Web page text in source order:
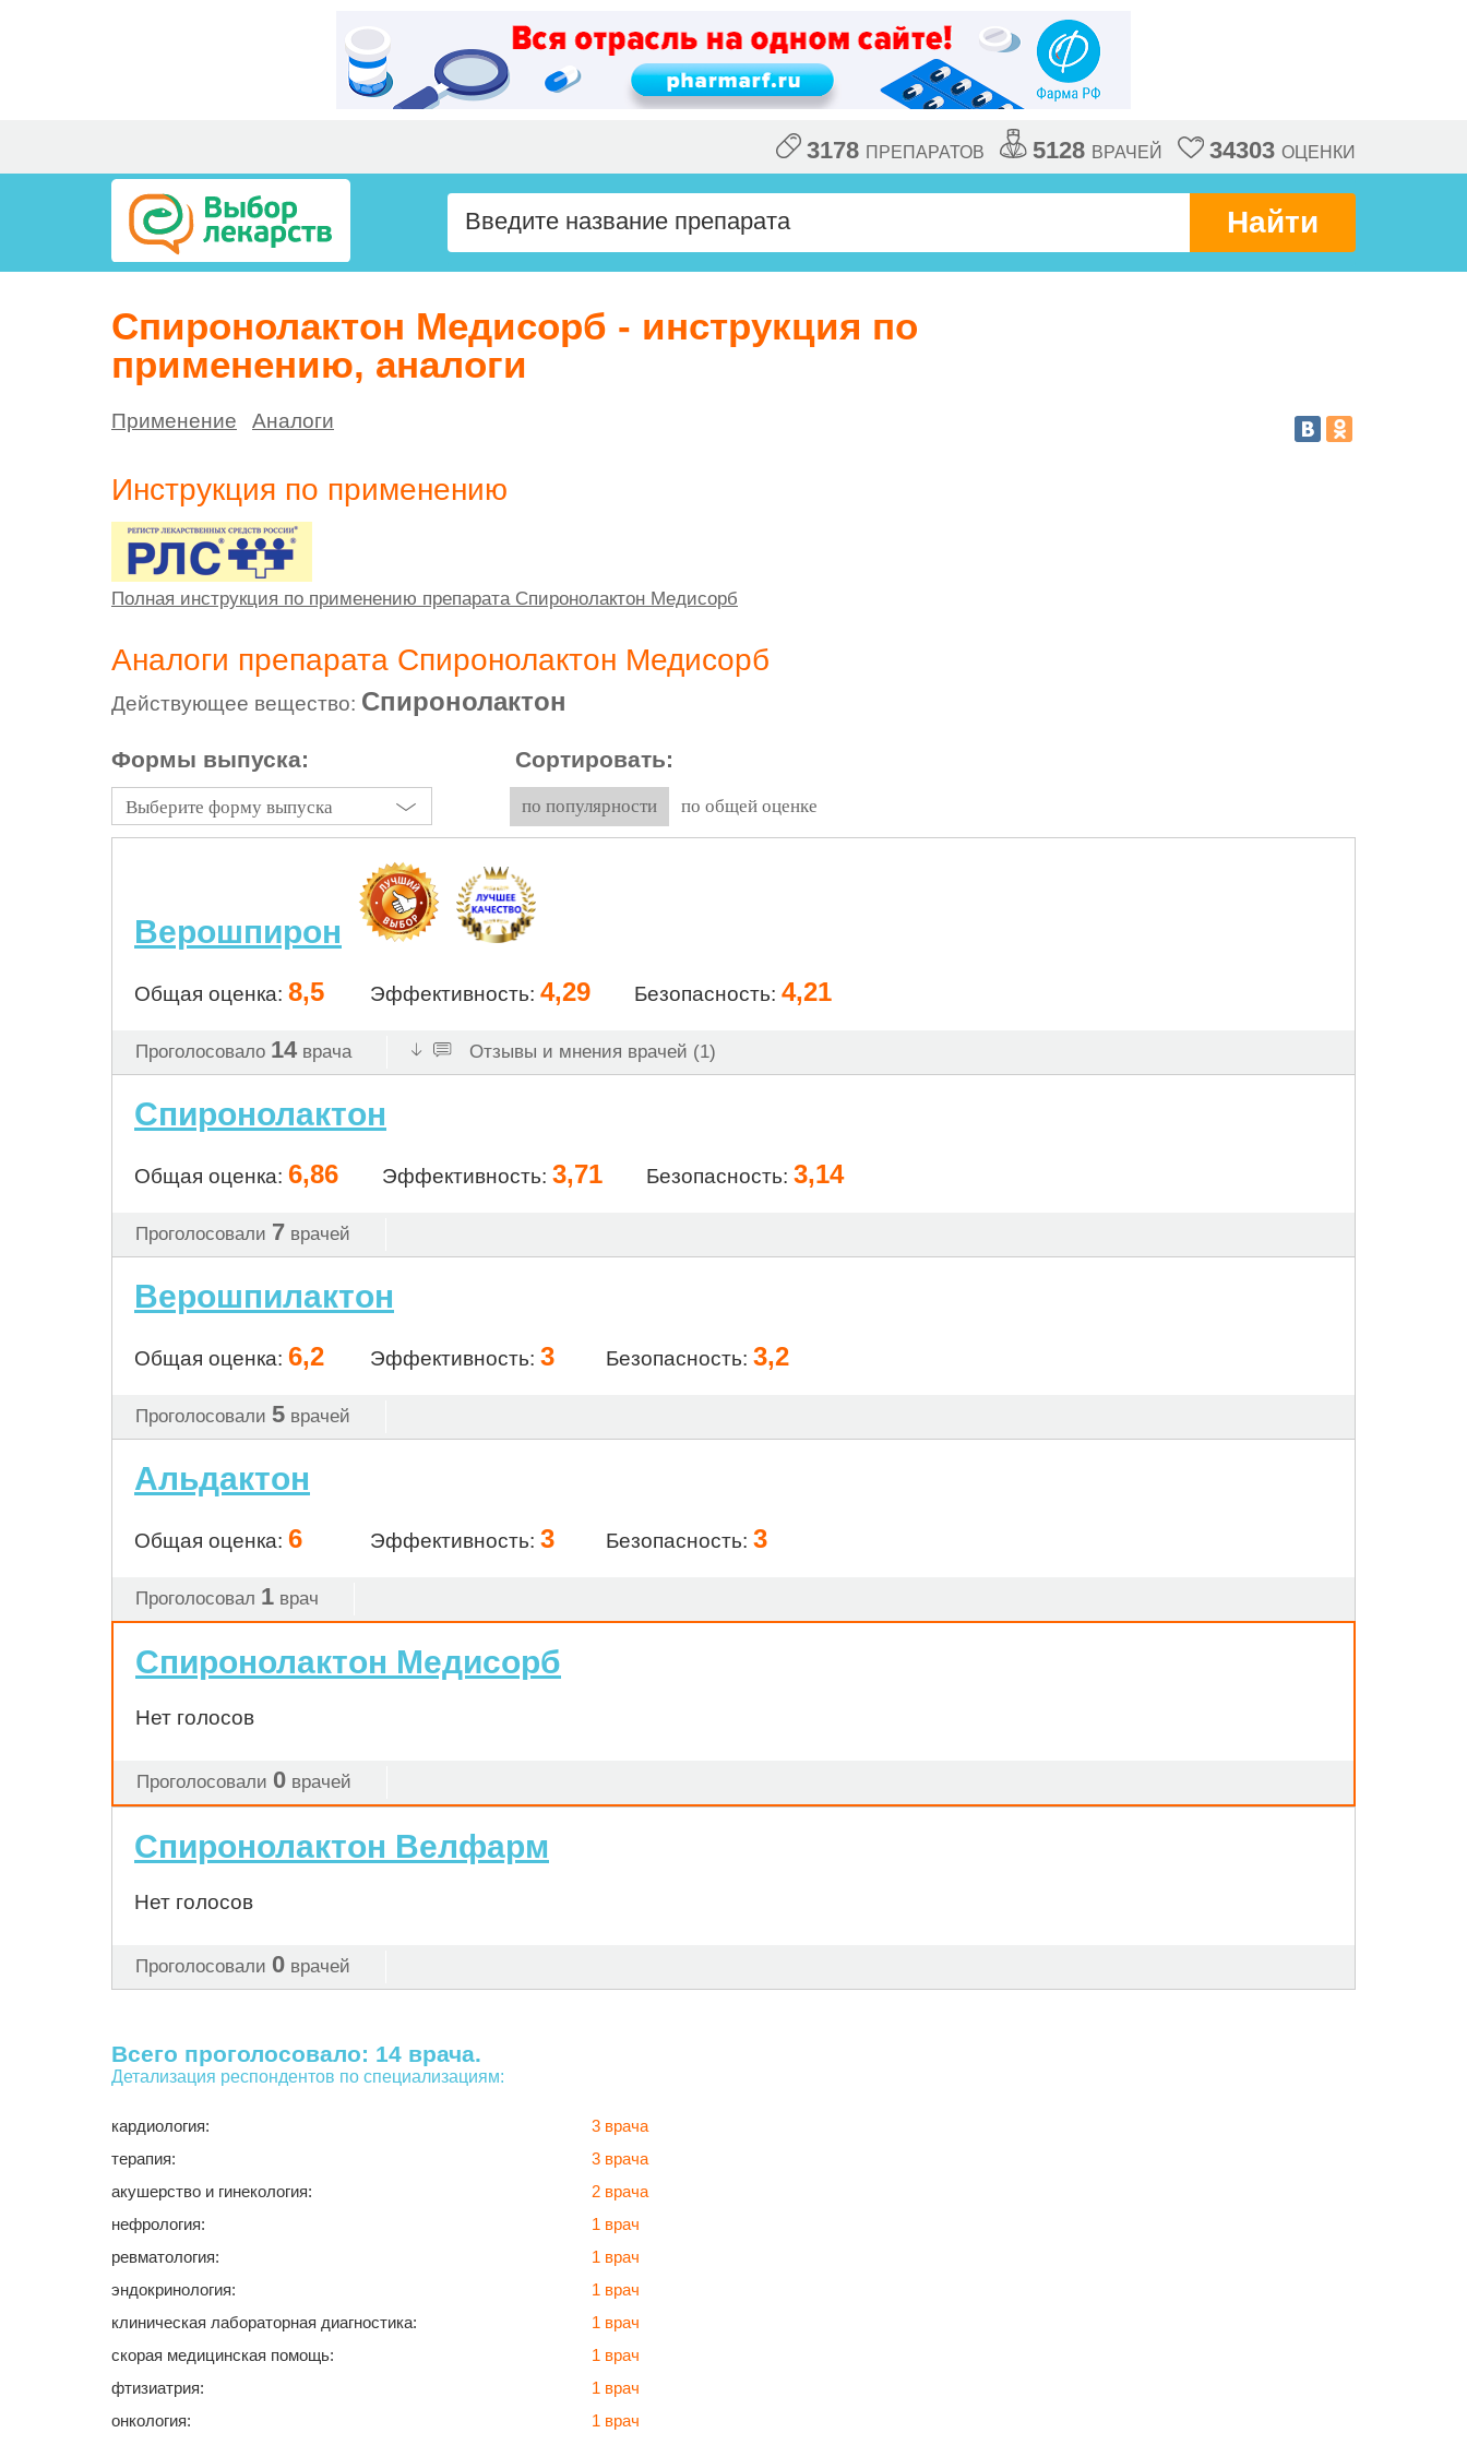
3178 ПРЕПАРАТОВ 5128 ВРАЧЕЙ 34303 ОЦЕНКИ
Найти
Спиронолактон Медисорб - инструкция по
применению, аналоги
Применение Аналоги
Инструкция по применению
Полная инструкция по применению препарата Спиронолактон Медисорб
Аналоги препарата Спиронолактон Медисорб
Действующее вещество: Спиронолактон
Формы выпуска:
Выберите форму выпуска
Сортировать:
по популярности по общей оценке
Верошпирон
Общая оценка: 8,5 Эффективность: 4,29 Безопасность: 4,21
Проголосовало 14 врача Отзывы и мнения врачей (1)
Спиронолактон
Общая оценка: 6,86 Эффективность: 3,71 Безопасность: 3,14
Проголосовали 7 врачей
Верошпилактон
Общая оценка: 6,2 Эффективность: 3 Безопасность: 3,2
Проголосовали 5 врачей
Альдактон
Общая оценка: 6 Эффективность: 3 Безопасность: 3
Проголосовал 1 врач
Спиронолактон Медисорб
Нет голосов
Проголосовали 0 врачей
Спиронолактон Велфарм
Нет голосов
Проголосовали 0 врачей
Всего проголосовало: 14 врача.
Детализация респондентов по специализациям:
кардиология:
3 врача
терапия:
3 врача
акушерство и гинекология:
2 врача
нефрология:
1 врач
ревматология:
1 врач
эндокринология:
1 врач
клиническая лабораторная диагностика:
1 врач
скорая медицинская помощь:
1 врач
фтизиатрия:
1 врач
онкология:
1 врач